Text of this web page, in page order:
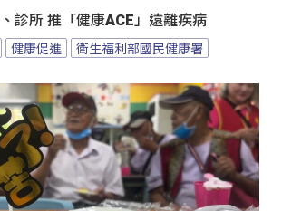
診所 推「健康ACE」遠離疾病
健康促進 衛生福利部國民健康署